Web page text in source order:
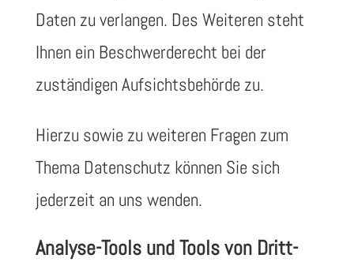
Daten zu verlangen. Des Weiteren steht
Ihnen ein Beschwerderecht bei der
zuständigen Aufsichtsbehörde zu.
Hierzu sowie zu weiteren Fragen zum
Thema Datenschutz können Sie sich
jederzeit an uns wenden.
Analyse-Tools und Tools von Dritt­